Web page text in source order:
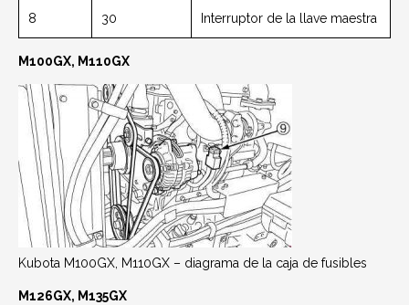
8 30 Interruptor de la llave maestra
M100GX, M110GX
Kubota M100GX, M110GX – diagrama de la caja de fusibles
M126GX, M135GX